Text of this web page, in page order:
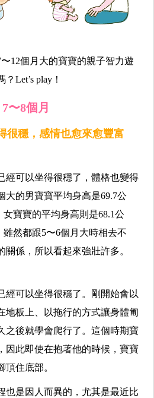
12個月大的寶寶的親子智力遊
Let’s play！
7〜8個月
很穩，感情也愈來愈豐富
經可以坐得很穩了，體格也變得
大的男寶寶平均身高是69.7公
女寶寶的平均身高則是68.1公
雖然都跟5〜6個月大時相去不
係，所以看起來強壯許多。
經可以坐得很穩了。剛開始會以
地板上、以拖行的方式讓身體匍
之後就學會爬行了。這個時期寶
因此即使在抱著他的時候，寶寶
頂住底部。
也是因人而異的，尤其是最近比